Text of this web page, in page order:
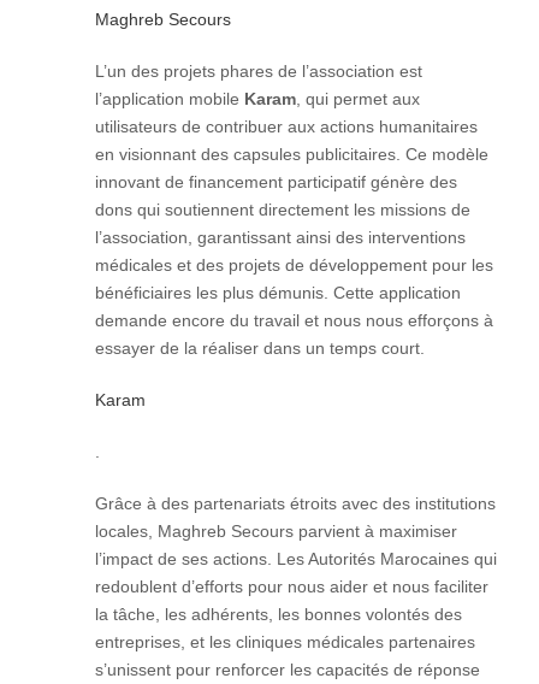
Maghreb Secours
L’un des projets phares de l’association est
l’application mobile Karam , qui permet aux
utilisateurs de contribuer aux actions humanitaires
en visionnant des capsules publicitaires. Ce modèle
innovant de financement participatif génère des
dons qui soutiennent directement les missions de
l’association, garantissant ainsi des interventions
médicales et des projets de développement pour les
bénéficiaires les plus démunis. Cette application
demande encore du travail et nous nous efforçons à
essayer de la réaliser dans un temps court.​
Karam
Grâce à des partenariats étroits avec des institutions
locales, Maghreb Secours parvient à maximiser
l’impact de ses actions. Les Autorités Marocaines qui
redoublent d’efforts pour nous aider et nous faciliter
la tâche, les adhérents, les bonnes volontés des
entreprises, et les cliniques médicales partenaires
s’unissent pour renforcer les capacités de réponse